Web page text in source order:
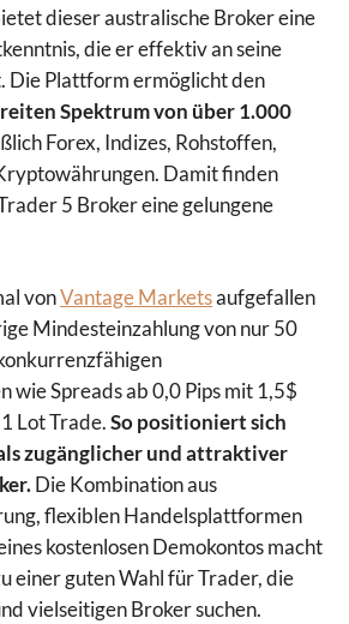
dieser australische Broker eine
die er effektiv an seine
Die Plattform ermöglicht den
Spektrum von über 1.000
Forex, Indizes, Rohstoffen,
Damit finden
5 Broker eine gelungene
vonVantage Marketsaufgefallen
Mindesteinzahlung von nur 50
wie Spreads ab 0,0 Pips mit 1,5$
Lot Trade.So positioniert sich
zugänglicher und attraktiver
Die Kombination aus
flexiblen Handelsplattformen
kostenlosen Demokontos macht
einer guten Wahl für Trader, die
vielseitigen Broker suchen.